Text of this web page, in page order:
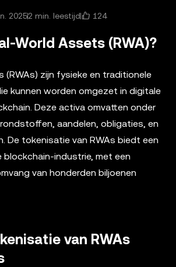
20252 min. leestijd 124
World Assets (RWA)?
(RWAs) zijn fysieke en traditionele
kunnen worden omgezet in digitale
Deze activa omvatten onder
aandelen, obligaties, en
De tokenisatie van RWAs biedt een
blockchain-industrie, met een
van honderden biljoenen
van RWAs